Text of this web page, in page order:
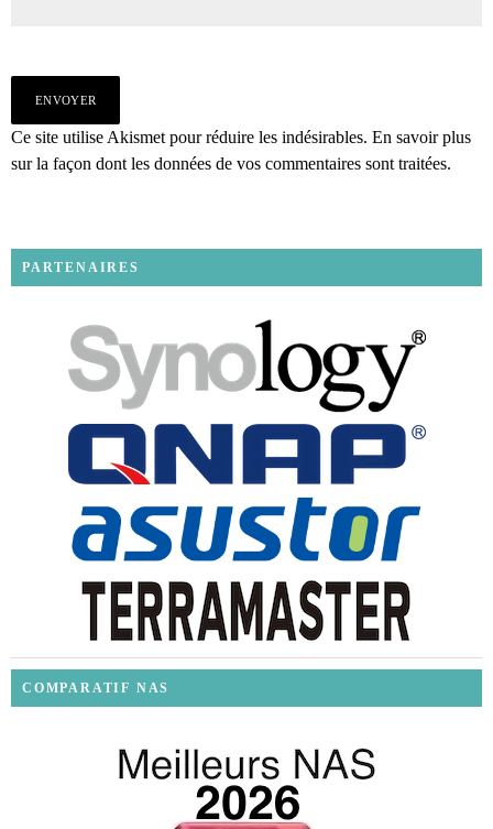
Ce site utilise Akismet pour réduire les indésirables. En savoir plus
sur la façon dont les données de vos commentaires sont traitées.
PARTENAIRES
COMPARATIF NAS